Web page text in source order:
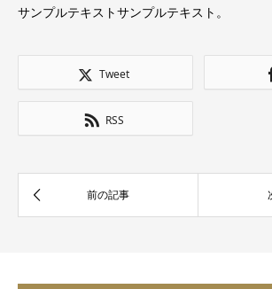
サンプルテキストサンプルテキスト。
Tweet
RSS